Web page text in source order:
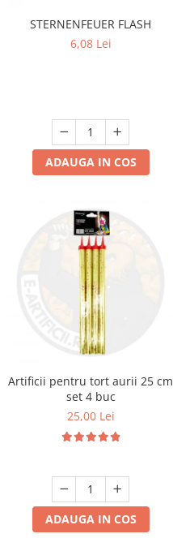
STERNENFEUER FLASH
6,08 Lei
ADAUGA IN COS
Artificii pentru tort aurii 25 cm
set 4 buc
25,00 Lei
ADAUGA IN COS